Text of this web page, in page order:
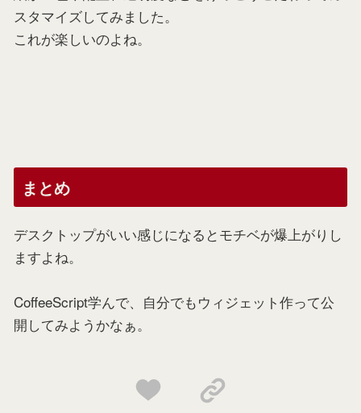
スタマイズしてみました。
これが楽しいのよね。
まとめ
デスクトップがいい感じになるとモチベが爆上がりし
ますよね。
CoffeeScript学んで、自分でもウィジェット作って公
開してみようかなぁ。